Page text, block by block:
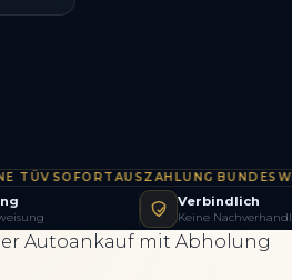
·SOFORTAUSZAHLUNG· BUNDESWEITE
Verbindlich
Keine